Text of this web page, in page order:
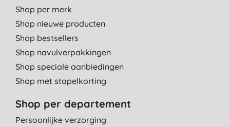
Shop per merk
Shop nieuwe producten
Shop bestsellers
Shop navulverpakkingen
Shop speciale aanbiedingen
Shop met stapelkorting
Shop per departement
Persoonlijke verzorging